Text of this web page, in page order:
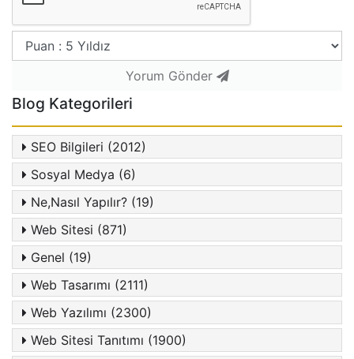
Yorum Gönder
Blog Kategorileri
SEO Bilgileri (2012)
Sosyal Medya (6)
Ne,Nasıl Yapılır? (19)
Web Sitesi (871)
Genel (19)
Web Tasarımı (2111)
Web Yazılımı (2300)
Web Sitesi Tanıtımı (1900)